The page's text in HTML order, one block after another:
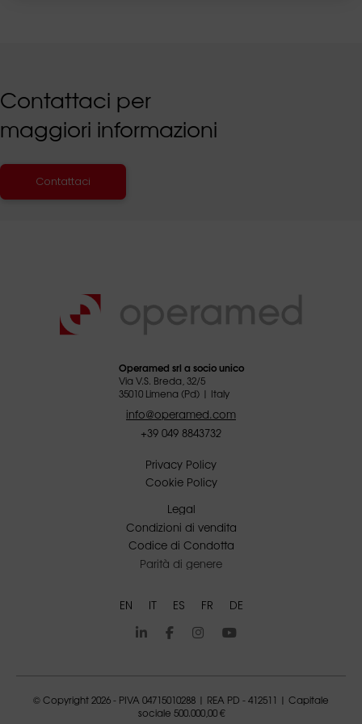
Contattaci per
maggiori informazioni
Contattaci
Operamed srl a socio unico
Via V.S. Breda, 32/5
35010 Limena (Pd) | Italy
info@operamed.com
+39 049 8843732
Privacy Policy
Cookie Policy
Legal
Condizioni di vendita
Codice di Condotta
Parità di genere
EN IT ES FR DE
© Copyright 2026 - PIVA 04715010288 | REA PD - 412511 | Capitale
sociale 500.000,00 €